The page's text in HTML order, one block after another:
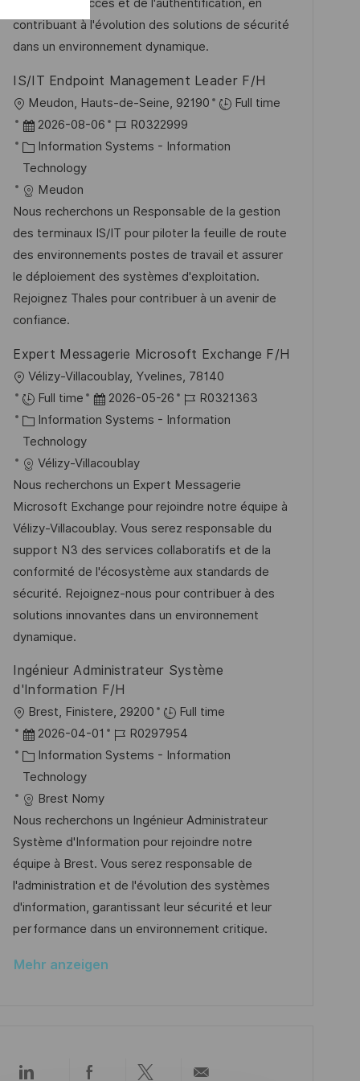
g
V
e
ö
f
f
e
l
c
h
u
g
i
e
gestion des accès et de l'authentification, en
contribuant à l'évolution des solutions de sécurité
dans un environnement dynamique.
IS/IT Endpoint Management Leader F/H
O
r
t
Meudon, Hauts-de-Seine, 92190
Full time
D
a
t
u
m
d
e
V
e
ö
f
f
e
n
t
l
i
c
h
u
n
g
2026-08-06
J
o
I
D
R0322999
K
a
t
e
g
o
i
e
Information Systems - Information
Technology
Meudon
Nous recherchons un Responsable de la gestion
des terminaux IS/IT pour piloter la feuille de route
des environnements postes de travail et assurer
le déploiement des systèmes d'exploitation.
Rejoignez Thales pour contribuer à un avenir de
confiance.
Expert Messagerie Microsoft Exchange F/H
O
r
t
Vélizy-Villacoublay, Yvelines, 78140
Full time
D
a
u
m
d
e
r
V
e
r
f
c
2026-05-26
J
o
I
D
R0321363
K
a
t
e
g
o
r
i
e
Information Systems - Information
Technology
Vélizy-Villacoublay
Nous recherchons un Expert Messagerie
Microsoft Exchange pour rejoindre notre équipe à
Vélizy-Villacoublay. Vous serez responsable du
support N3 des services collaboratifs et de la
conformité de l'écosystème aux standards de
sécurité. Rejoignez-nous pour contribuer à des
solutions innovantes dans un environnement
dynamique.
Ingénieur Administrateur Système
d'Information F/H
O
r
t
Brest, Finistere, 29200
Full time
D
a
t
u
m
d
e
r
V
e
ö
2026-04-01
J
o
I
D
R0297954
K
a
t
e
g
o
r
i
e
Information Systems - Information
Technology
Brest Nomy
Nous recherchons un Ingénieur Administrateur
Système d'Information pour rejoindre notre
équipe à Brest. Vous serez responsable de
l'administration et de l'évolution des systèmes
d'information, garantissant leur sécurité et leur
performance dans un environnement critique.
Mehr anzeigen